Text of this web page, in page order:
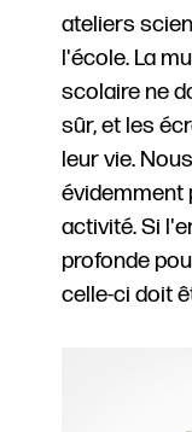
ateliers
l'école. La
scolaire ne
sûr, et les
leur vie.
évidemment
activité. Si
profonde
celle-ci doit